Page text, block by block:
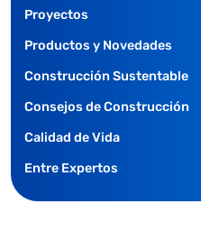
Proyectos
Productos y Novedades
Construcción Sustentable
Consejos de Construcción
Calidad de Vida
Entre Expertos